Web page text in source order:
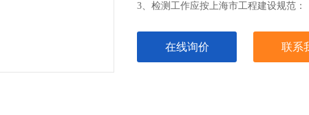
3、检测工作应按上海市工程建设规范
作业指导书中的有关规定进行。
在线询价 联系